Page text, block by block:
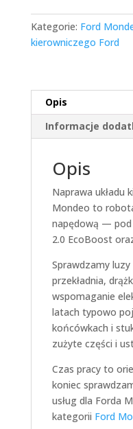
Kategorie: Ford
kierowniczego Ford
Opis
Informacje
Opis
Naprawa układu
Mondeo to
napędową — pod
2.0 EcoBoost
Sprawdzamy
przekładnia,
wspomaganie
latach typowo
końcówkach i
zużyte części i
Czas pracy to
koniec
usług dla Forda
kategorii Ford